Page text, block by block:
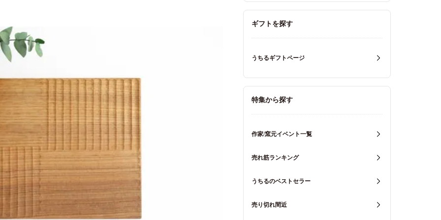
ギフトを探す
うちるギフトページ
特集から探す
作家/窯元イベント一覧
売れ筋ランキング
うちるのベストセラー
売り切れ間近